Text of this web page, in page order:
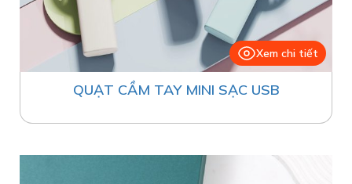
Xem chi tiết
QUẠT CẦM TAY MINI SẠC USB